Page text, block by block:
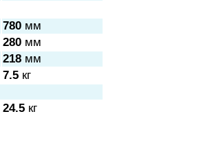
780 мм
280 мм
218 мм
7.5 кг
24.5 кг